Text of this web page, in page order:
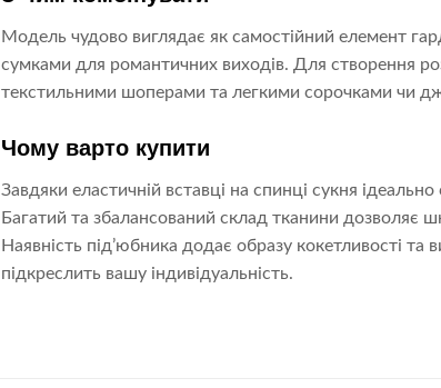
Модель чудово виглядає як самостійний елемент
сумками для романтичних виходів. Для створення
текстильними шоперами та легкими сорочками чи
Чому варто купити
Завдяки еластичній вставці на спинці сукня
Багатий та збалансований склад тканини дозволяє
Наявність під’юбника додає образу кокетливості
підкреслить вашу індивідуальність.